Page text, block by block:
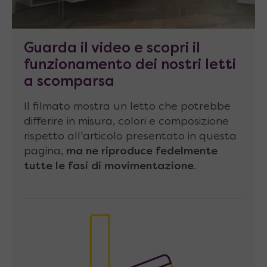
alla normativa CEE, per garantirvi solidità e
sicurezza.
pannello di spessore di 18 mm, in melaminico
classe E1 conforme alla normativa CEE.
Schienalecomposto da pannelli di
compensato di spessore 8 mm collegati
realizzate con
Guarda il video e scopri il
funzionamento dei nostri letti
a scomparsa
Il filmato mostra un letto che potrebbe
differire in misura, colori e composizione
rispetto all'articolo presentato in questa
pagina, ma ne riproduce fedelmente
tutte le fasi di movimentazione.